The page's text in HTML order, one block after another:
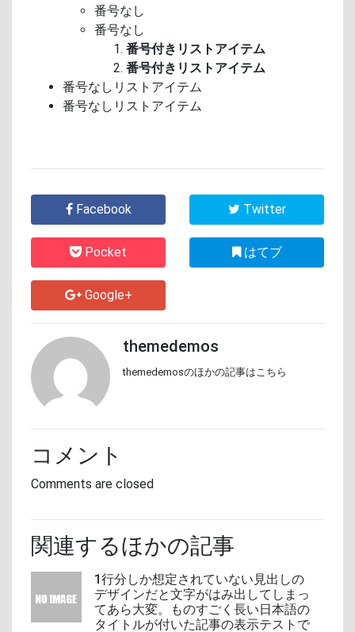
番号なし
番号なし
番号付きリストアイテム
番号付きリストアイテム
番号なしリストアイテム
番号なしリストアイテム
Facebook Twitter
Pocket はてブ
Google+
themedemos
themedemosのほかの記事はこちら
コメント
Comments are closed
関連するほかの記事
1行分しか想定されていない見出しの
デザインだと文字がはみ出してしまっ
てあら大変。ものすごく長い日本語の
タイトルが付いた記事の表示テストで